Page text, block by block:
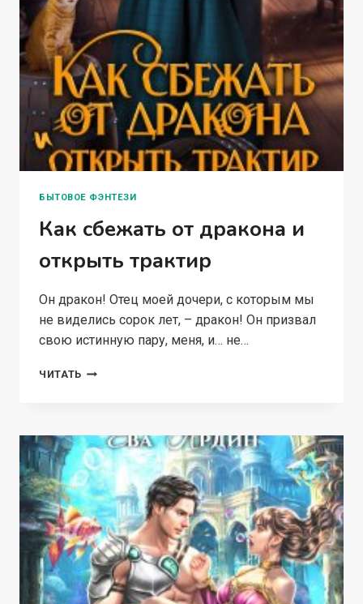
БЫТОВОЕ ФЭНТЕЗИ
Как сбежать от дракона и
открыть трактир
Он дракон! Отец моей дочери, с которым мы
не виделись сорок лет, – дракон! Он призвал
свою истинную пару, меня, и… не…
ЧИТАТЬ КАК
И
ОТКРЫТЬ
ТРАКТИР